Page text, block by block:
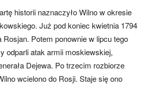
historii naznaczyło Wilno w okresie
Już pod koniec kwietnia 1794
Rosjan. Potem ponownie w lipcu tego
odparli atak armii moskiewskiej,
Dejewa. Po trzecim rozbiorze
wcielono do Rosji. Staje się ono